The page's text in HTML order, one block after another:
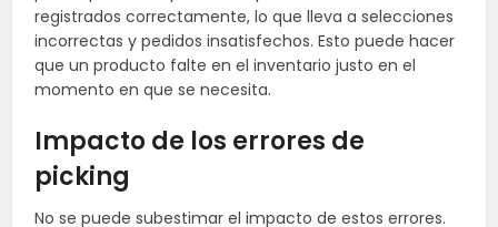
registrados correctamente, lo que lleva a selecciones
incorrectas y pedidos insatisfechos. Esto puede hacer
que un producto falte en el inventario justo en el
momento en que se necesita.
Impacto de los errores de
picking
No se puede subestimar el impacto de estos errores.